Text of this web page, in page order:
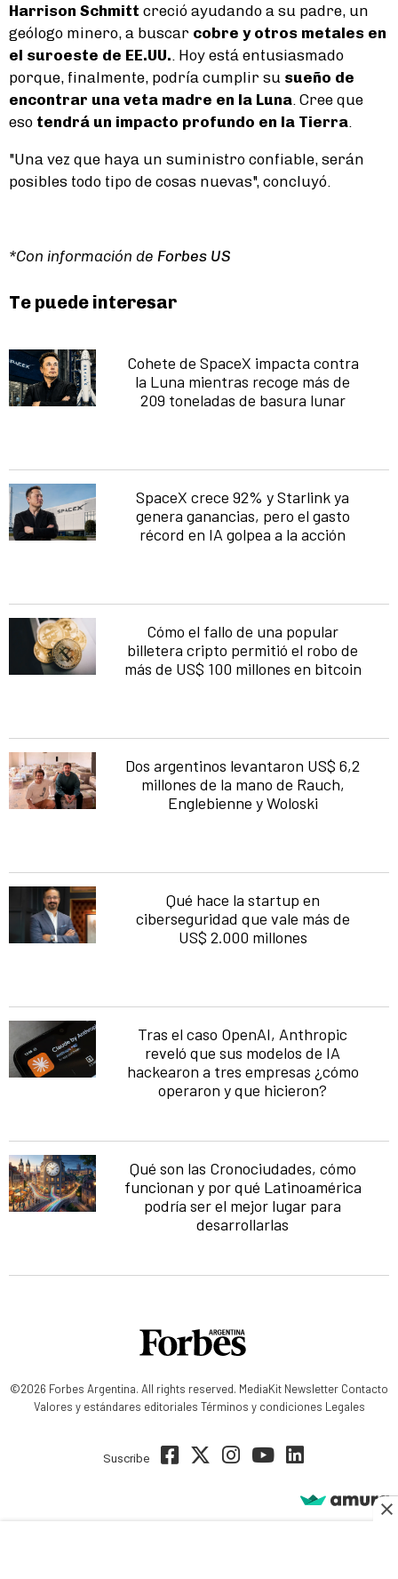
Harrison Schmitt creció ayudando a su padre, un
geólogo minero, a buscar cobre y otros metales en
el suroeste de EE.UU. . Hoy está entusiasmado
porque, finalmente, podría cumplir su sueño de
encontrar una veta madre en la Luna . Cree que
eso tendrá un impacto profundo en la Tierra
"Una vez que haya un suministro confiable, serán
posibles todo tipo de cosas nuevas", concluyó.
*Con información de Forbes US
Te puede interesar
Cohete de SpaceX impacta contra
la Luna mientras recoge más de
209 toneladas de basura lunar
SpaceX crece 92% y Starlink ya
genera ganancias, pero el gasto
récord en IA golpea a la acción
Cómo el fallo de una popular
billetera cripto permitió el robo de
más de US$ 100 millones en bitcoin
Dos argentinos levantaron US$ 6,2
millones de la mano de Rauch,
Englebienne y Woloski
Qué hace la startup en
ciberseguridad que vale más de
US$ 2.000 millones
Tras el caso OpenAI, Anthropic
reveló que sus modelos de IA
hackearon a tres empresas ¿cómo
operaron y que hicieron?
Qué son las Cronociudades, cómo
funcionan y por qué Latinoamérica
podría ser el mejor lugar para
desarrollarlas
©2026 Forbes Argentina. All rights reserved. MediaKit Newsletter Contacto
Valores y estándares editoriales Términos y condiciones Legales
Suscribe